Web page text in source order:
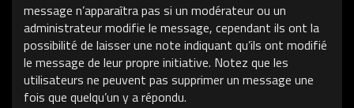
message n’apparaîtra pas si un modérateur ou un
administrateur modifie le message, cependant ils ont la
possibilité de laisser une note indiquant qu’ils ont modifié
le message de leur propre initiative. Notez que les
utilisateurs ne peuvent pas supprimer un message une
fois que quelqu’un y a répondu.